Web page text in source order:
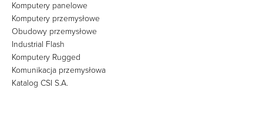
Komputery panelowe
Komputery przemysłowe
Obudowy przemysłowe
Industrial Flash
Komputery Rugged
Komunikacja przemysłowa
Katalog CSI S.A.